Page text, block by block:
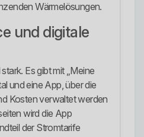
Wärmelösungen.
und digitale
Es gibt mit „Meine
und eine App, über die
Kosten verwaltet werden
wird die App
der Stromtarife